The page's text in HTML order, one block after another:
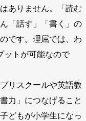
ありません。「読む
「話す」「書く」の
です。理屈では、わ
ットが可能なので
リスクールや英語教
力」につなげること
どもが小学生になっ